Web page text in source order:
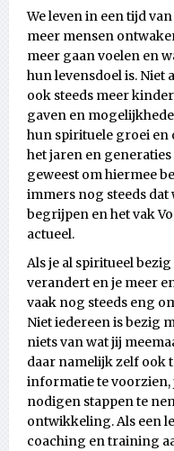
We leven in een tijd
meer mensen
meer gaan voelen en
hun levensdoel is. Niet
ook steeds meer
gaven en
hun spirituele groei
het jaren en
geweest om hiermee
immers nog steeds dat
begrijpen en het vak
actueel.
Als je al spiritueel
verandert en je meer
vaak nog steeds eng
Niet iedereen is bezig
niets van wat jij
daar namelijk zelf ook
informatie te voorzien,
nodigen stappen te
ontwikkeling. Als een
coaching en training